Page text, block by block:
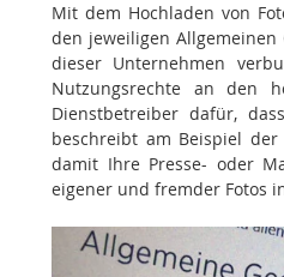
Mit dem Hochladen von
den jeweiligen Allgemeinen
dieser Unternehmen
Nutzungsrechte an den
Dienstbetreiber dafür,
beschreibt am Beispiel
damit Ihre Presse- oder
eigener und fremder Fotos